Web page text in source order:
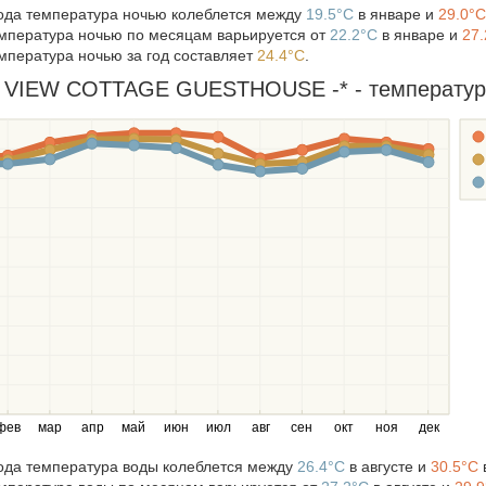
температура ночью колеблется между 19.5°C в январе и 29.0°C
ночью по месяцам варьируется от 22.2°C в январе и
ночью за год составляет 24.4°C
COTTAGE GUESTHOUSE -* -
мар апр май июн июл авг сен окт ноя дек
температура воды колеблется между 26.4°C в августе и 30.5°C